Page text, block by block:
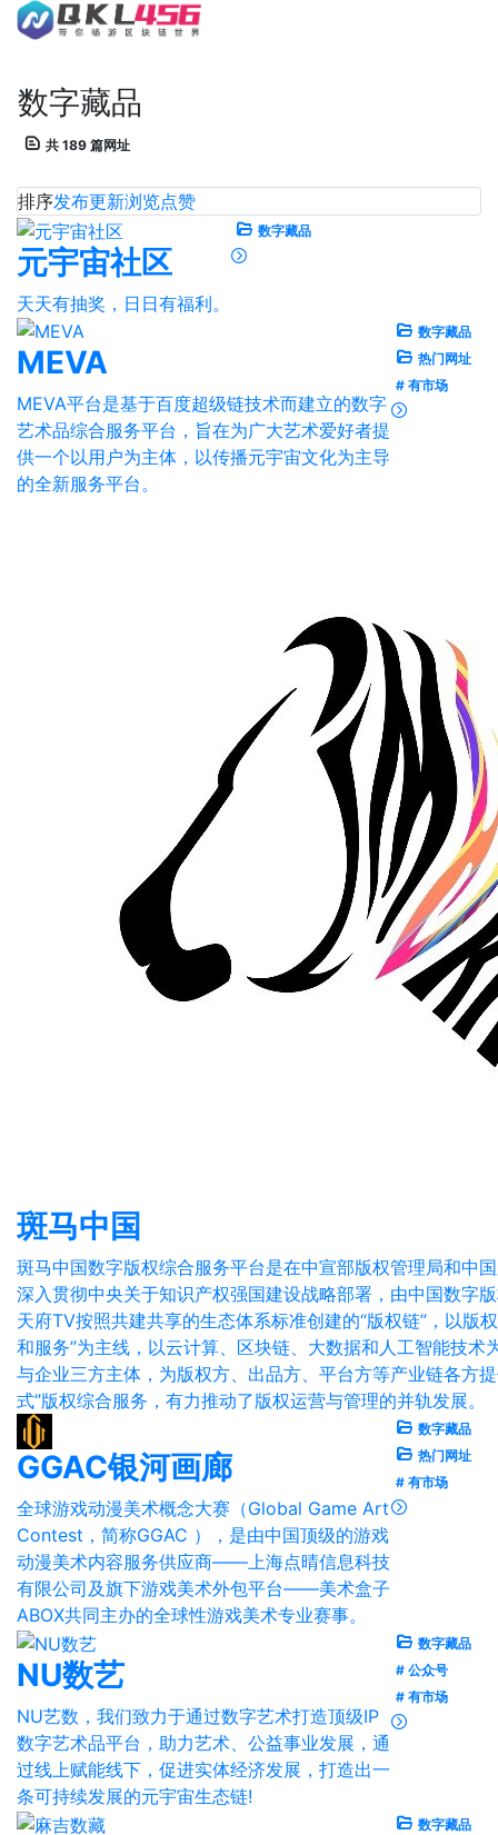
数字藏品
共 189 篇网址
排序发布更新浏览点赞
元宇宙社区
天天有抽奖，日日有福利。
数字藏品
MEVA
MEVA平台是基于百度超级链技术而建立的数字
艺术品综合服务平台，旨在为广大艺术爱好者提
供一个以用户为主体，以传播元宇宙文化为主导
的全新服务平台。
数字藏品
热门网址
# 有市场
斑马中国
斑马中国数字版权综合服务平台是在中宣部版权管理局和中
深入贯彻中央关于知识产权强国建设战略部署，由中国数字
天府TV按照共建共享的生态体系标准创建的“版权链”，以版
和服务”为主线，以云计算、区块链、大数据和人工智能技术
与企业三方主体，为版权方、出品方、平台方等产业链各方
式”版权综合服务，有力推动了版权运营与管理的并轨发展。
GGAC银河画廊
全球游戏动漫美术概念大赛（Global Game Art
Contest，简称GGAC ），是由中国顶级的游戏
动漫美术内容服务供应商——上海点晴信息科技
有限公司及旗下游戏美术外包平台——美术盒子
ABOX共同主办的全球性游戏美术专业赛事。
数字藏品
热门网址
# 有市场
NU数艺
NU艺数，我们致力于通过数字艺术打造顶级IP
数字艺术品平台，助力艺术、公益事业发展，通
过线上赋能线下，促进实体经济发展，打造出一
条可持续发展的元宇宙生态链!
数字藏品
# 公众号
# 有市场
数字藏品